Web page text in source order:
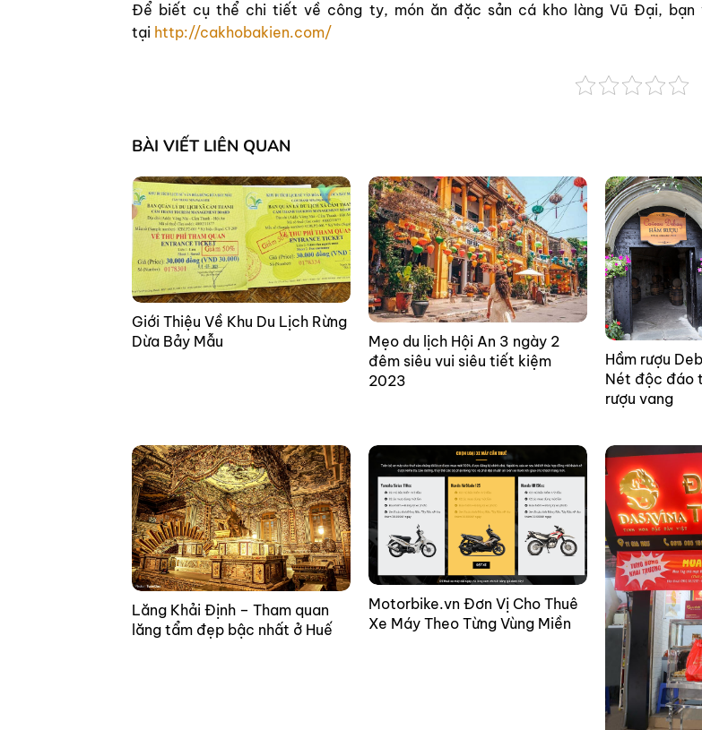
Để biết cụ thể chi tiết về công ty, món ăn đặc sản cá kho làng Vũ Đại, bạn
tại http://cakhobakien.com/
BÀI VIẾT LIÊN QUAN
Giới Thiệu Về Khu Du Lịch Rừng
Dừa Bảy Mẫu
Mẹo du lịch Hội An 3 ngày 2
đêm siêu vui siêu tiết kiệm
2023
Hầm rượu
Nét độc đáo
rượu vang
Lăng Khải Định – Tham quan
lăng tẩm đẹp bậc nhất ở Huế
Motorbike.vn Đơn Vị Cho Thuê
Xe Máy Theo Từng Vùng Miền